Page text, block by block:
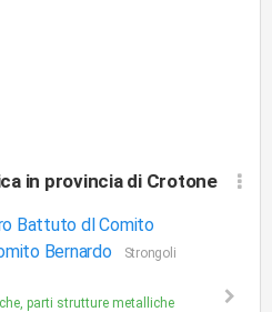
in provincia di Crotone
Battuto dl Comito
Bernardo
Strongoli
parti strutture metalliche